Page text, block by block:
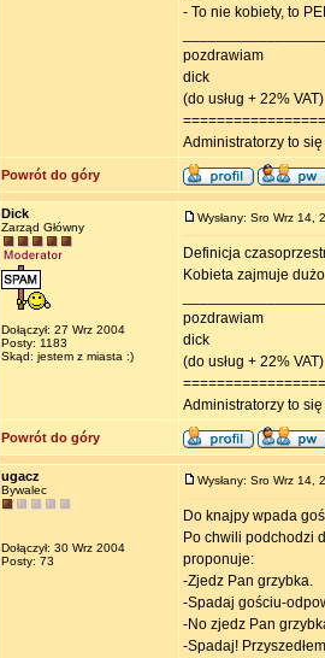
- To nie kobiety, to
pozdrawiam
dick
(do usług + 22% VAT)
Administratorzy to
Powrót do góry
Dick
Zarząd Główny
Dołączył: 27 Wrz 2004
Posty: 1183
Skąd: jestem z miasta :)
Wysłany: Sro Wrz 14,
Definicja
Kobieta zajmuje
pozdrawiam
dick
(do usług + 22% VAT)
Administratorzy to
Powrót do góry
ugacz
Bywalec
Dołączył: 30 Wrz 2004
Posty: 73
Wysłany: Sro Wrz 14,
Do knajpy wpada
Po chwili podchodzi
proponuje:
-Zjedz Pan grzybka.
-Spadaj gościu-
-No zjedz Pan
-Spadaj!